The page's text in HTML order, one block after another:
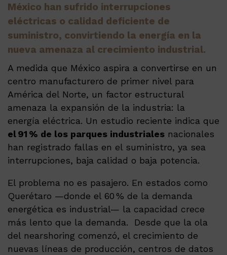
México han sufrido interrupciones
eléctricas o calidad deficiente de
suministro, convirtiendo la energía en la
nueva amenaza al crecimiento industrial.
A medida que México aspira a convertirse en un
centro manufacturero de primer nivel para
América del Norte, un factor estructural
amenaza la expansión de la industria: la
energía eléctrica. Un estudio reciente indica que
el 91 % de los parques industriales nacionales
han registrado fallas en el suministro, ya sea
interrupciones, baja calidad o baja potencia.
El problema no es pasajero. En estados como
Querétaro —donde el 60 % de la demanda
energética es industrial— la capacidad crece
más lento que la demanda. Desde que la ola
del nearshoring comenzó, el crecimiento de
nuevas líneas de producción, centros de datos